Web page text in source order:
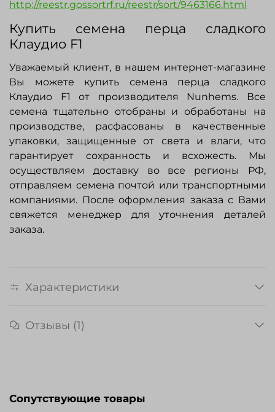
http://reestr.gossortrf.ru/reestr/sort/9463166.html
Купить семена перца сладкого
Клаудио F1
Уважаемый клиент, в нашем интернет-магазине
Вы можете купить семена перца сладкого
Клаудио F1 от производителя Nunhems. Все
семена тщательно отобраны и обработаны на
производстве, расфасованы в качественные
упаковки, защищенные от света и влаги, что
гарантирует сохранность и всхожесть. Мы
осуществляем доставку во все регионы РФ,
отправляем семена почтой или транспортными
компаниями. После оформления заказа с Вами
свяжется менеджер для уточнения деталей
заказа.
Характеристики
Отзывы (1)
Сопутствующие товары